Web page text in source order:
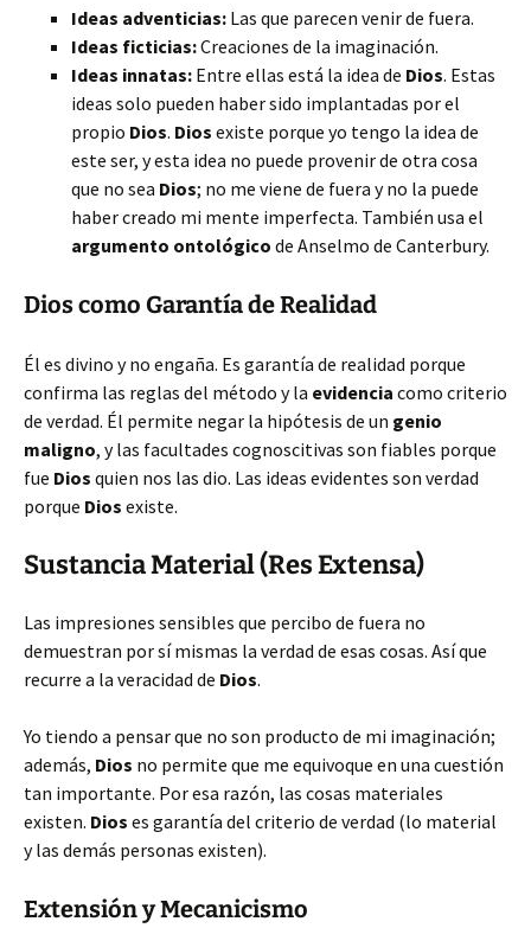
Ideas adventicias: Las que parecen venir de fuera.
Ideas ficticias:Creaciones de la imaginación.
Ideas innatas: Entre ellas está la idea de Dios. Estas
ideas solo pueden haber sido implantadas por el
propio Dios. Dios existe porque yo tengo la idea de
este ser, y esta idea no puede provenir de otra cosa
que no sea Dios; no me viene de fuera y no la puede
haber creado mi mente imperfecta. También usa el
argumento ontológico de Anselmo de Canterbury.
Dios como Garantía de Realidad
Él es divino y no engaña. Es garantía de realidad porque
confirma las reglas del método y la evidencia como criterio
de verdad. Él permite negar la hipótesis de un genio
maligno, y las facultades cognoscitivas son fiables porque
fue Dios quien nos las dio. Las ideas evidentes son verdad
porque Dios existe.
Sustancia Material (Res Extensa)
Las impresiones sensibles que percibo de fuera no
demuestran por sí mismas la verdad de esas cosas. Así que
recurre a la veracidad de Dios.
Yo tiendo a pensar que no son producto de mi imaginación;
además, Dios no permite que me equivoque en una cuestión
tan importante. Por esa razón, las cosas materiales
existen. Dios es garantía del criterio de verdad (lo material
y las demás personas existen).
Extensión y Mecanicismo